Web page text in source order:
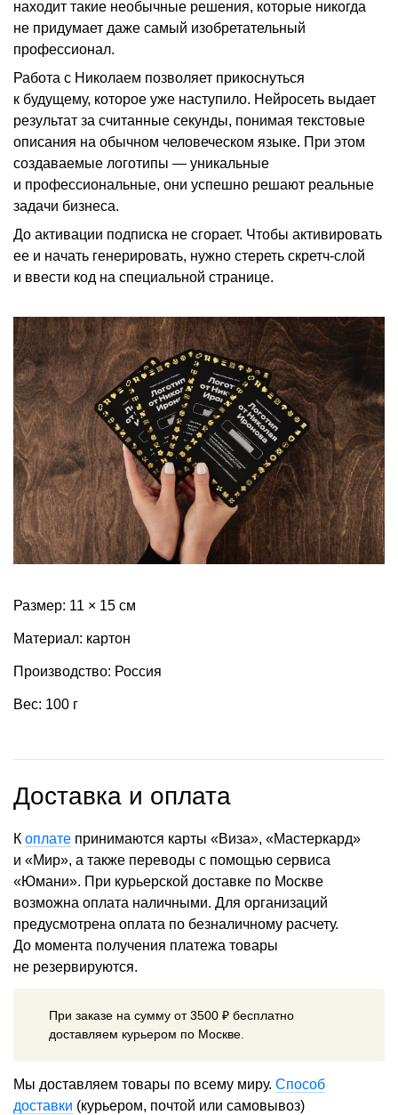
находит такие необычные решения, которые никогда
не придумает даже самый изобретательный
профессионал.
Работа с Николаем позволяет прикоснуться
к будущему, которое уже наступило. Нейросеть выдает
результат за считанные секунды, понимая текстовые
описания на обычном человеческом языке. При этом
создаваемые логотипы — уникальные
и профессиональные, они успешно решают реальные
задачи бизнеса.
До активации подписка не сгорает. Чтобы активировать
ее и начать генерировать, нужно стереть скретч-слой
и ввести код на специальной странице.
Размер: 11 × 15 см
Материал: картон
Производство: Россия
Вес: 100 г
Доставка и оплата
К оплате принимаются карты «Виза», «Мастеркард»
и «Мир», а также переводы с помощью сервиса
«Юмани». При курьерской доставке по Москве
возможна оплата наличными. Для организаций
предусмотрена оплата по безналичному расчету.
До момента получения платежа товары
не резервируются.
При заказе на сумму от 3500 ₽ бесплатно
доставляем курьером по Москве.
Мы доставляем товары по всему миру. Способ
доставки (курьером, почтой или самовывоз)